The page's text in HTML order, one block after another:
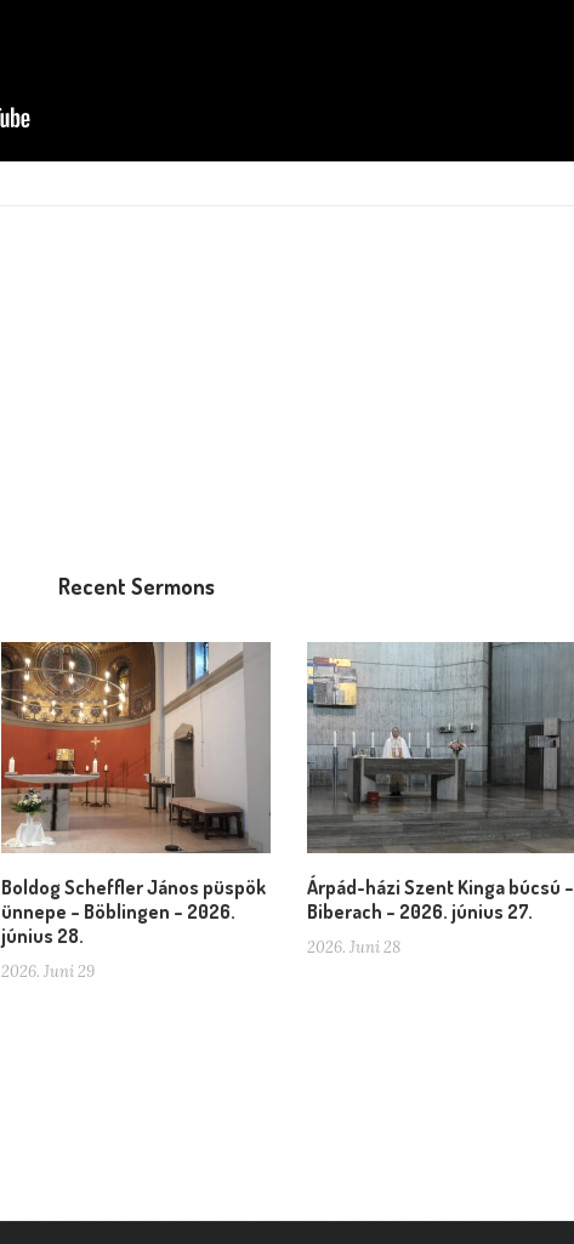
Recent Sermons
Boldog Scheffler János püspök
ünnepe – Böblingen – 2026.
június 28.
2026. Juni 29
Árpád-házi Szent Kinga búcsú –
Biberach – 2026. június 27.
2026. Juni 28